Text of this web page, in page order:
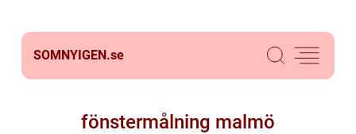
SOMNYIGEN.se
fönstermålning malmö